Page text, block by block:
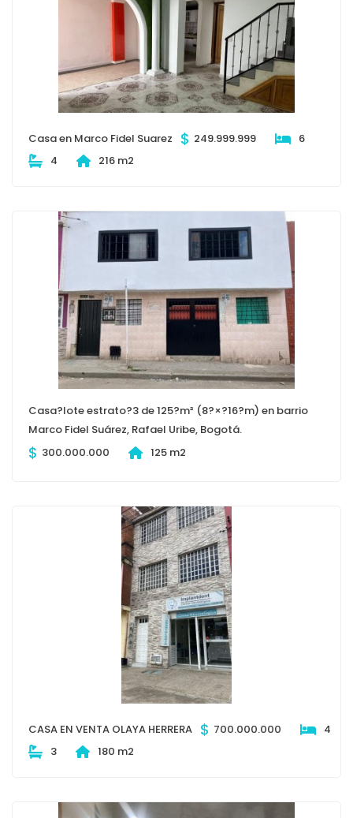
Casa en Marco Fidel Suarez $ 249.999.999
6
4
216 m2
Casa?lote estrato?3 de 125?m² (8?×?16?m) en barrio
Marco Fidel Suárez, Rafael Uribe, Bogotá.
$ 300.000.000 125 m2
CASA EN VENTA OLAYA HERRERA $ 700.000.000
4
3
180 m2